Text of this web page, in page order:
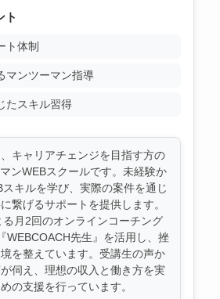
ト
ト体制
マンツーマン指導
たスキル習得
キャリアチェンジを目指す方の
ンWEBスクールです。未経験か
スキルを学び、実際の案件を通じ
繋げるサポートを提供します。
月2回のオンラインコーチング
WEBCOACH先生』を活用し、挫
を整えています。受講生の声か
伺え、理想の収入と働き方を実
の支援を行っています。